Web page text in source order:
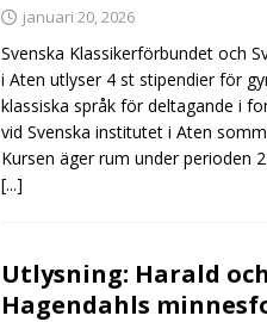
januari 20, 2026
Svenska Klassikerförbundet och
i Aten utlyser 4 st stipendier för
klassiska språk för deltagande i
vid Svenska institutet i Aten
Kursen äger rum under perioden
[...]
Utlysning: Harald
Hagendahls